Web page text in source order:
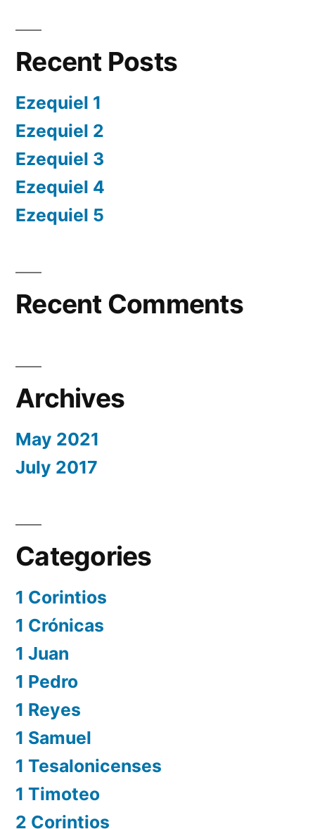
Recent Posts
Ezequiel 1
Ezequiel 2
Ezequiel 3
Ezequiel 4
Ezequiel 5
Recent Comments
Archives
May 2021
July 2017
Categories
1 Corintios
1 Crónicas
1 Juan
1 Pedro
1 Reyes
1 Samuel
1 Tesalonicenses
1 Timoteo
2 Corintios